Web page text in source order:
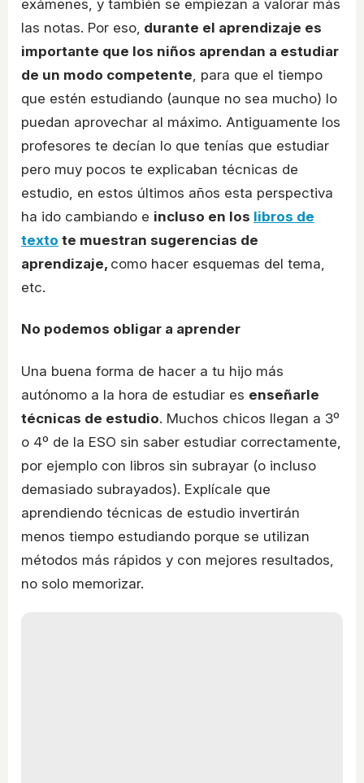
exámenes, y también se empiezan a valorar más
las notas. Por eso, durante el aprendizaje es
importante que los niños aprendan a estudiar
de un modo competente , para que el tiempo
que estén estudiando (aunque no sea mucho) lo
puedan aprovechar al máximo. Antiguamente los
profesores te decían lo que tenías que estudiar
pero muy pocos te explicaban técnicas de
estudio, en estos últimos años esta perspectiva
ha ido cambiando e incluso en los libros de
texto te muestran sugerencias de
aprendizaje, como hacer esquemas del tema,
etc.
No podemos obligar a aprender
Una buena forma de hacer a tu hijo más
autónomo a la hora de estudiar es enseñarle
técnicas de estudio. Muchos chicos llegan a 3º
o 4º de la ESO sin saber estudiar correctamente,
por ejemplo con libros sin subrayar (o incluso
demasiado subrayados). Explícale que
aprendiendo técnicas de estudio invertirán
menos tiempo estudiando porque se utilizan
métodos más rápidos y con mejores resultados,
no solo memorizar.